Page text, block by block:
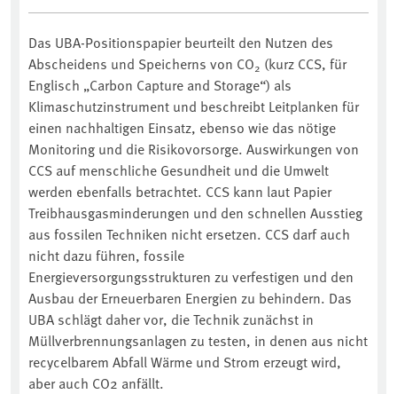
Das UBA-Positionspapier beurteilt den Nutzen des
Abscheidens und Speicherns von CO2 (kurz CCS, für
Englisch „Carbon Capture and Storage“) als
Klimaschutzinstrument und beschreibt Leitplanken für
einen nachhaltigen Einsatz, ebenso wie das nötige
Monitoring und die Risikovorsorge. Auswirkungen von
CCS auf menschliche Gesundheit und die Umwelt
werden ebenfalls betrachtet. CCS kann laut Papier
Treibhausgasminderungen und den schnellen Ausstieg
aus fossilen Techniken nicht ersetzen. CCS darf auch
nicht dazu führen, fossile
Energieversorgungsstrukturen zu verfestigen und den
Ausbau der Erneuerbaren Energien zu behindern. Das
UBA schlägt daher vor, die Technik zunächst in
Müllverbrennungsanlagen zu testen, in denen aus nicht
recycelbarem Abfall Wärme und Strom erzeugt wird,
aber auch CO2 anfällt.